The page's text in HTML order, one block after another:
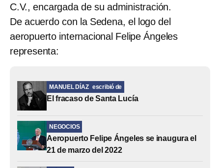
C.V., encargada de su administración.
De acuerdo con la Sedena, el logo del
aeropuerto internacional Felipe Ángeles
representa:
MANUEL DÍAZ escribió de
El fracaso de Santa Lucía
NEGOCIOS
Aeropuerto Felipe Ángeles se inaugura el
21 de marzo del 2022